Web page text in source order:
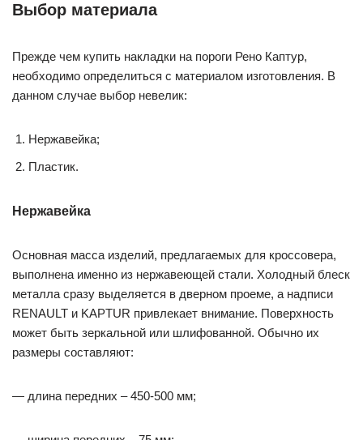
Выбор материала
Прежде чем купить накладки на пороги Рено Каптур,
необходимо определиться с материалом изготовления. В
данном случае выбор невелик:
Нержавейка;
Пластик.
Нержавейка
Основная масса изделий, предлагаемых для кроссовера,
выполнена именно из нержавеющей стали. Холодный блеск
металла сразу выделяется в дверном проеме, а надписи
RENAULT и KAPTUR привлекает внимание. Поверхность
может быть зеркальной или шлифованной. Обычно их
размеры составляют:
— длина передних – 450-500 мм;